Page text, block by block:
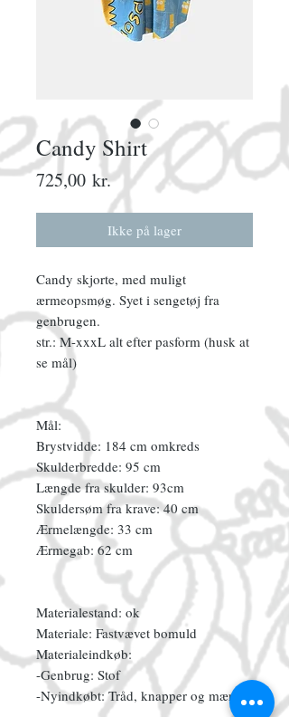
Candy Shirt
725,00 kr.Pris
Ikke på lager
Candy skjorte, med muligt
ærmeopsmøg. Syet i sengetøj fra
genbrugen.
str.: M-xxxL alt efter pasform (husk at
se mål)
Mål:
Brystvidde: 184 cm omkreds
Skulderbredde: 95 cm
Længde fra skulder: 93cm
Skuldersøm fra krave: 40 cm
Ærmelængde: 33 cm
Ærmegab: 62 cm
Materialestand: ok
Materiale: Fastvævet bomuld
Materialeindkøb:
-Genbrug: Stof
-Nyindkøbt: Tråd, knapper og mærke